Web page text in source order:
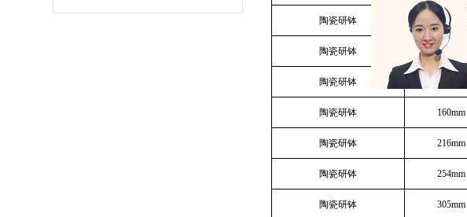
陶瓷研钵 80mm
陶瓷研钵 100mm
陶瓷研钵 130mm
陶瓷研钵 160mm
陶瓷研钵 216mm
陶瓷研钵 254mm
陶瓷研钵 305mm